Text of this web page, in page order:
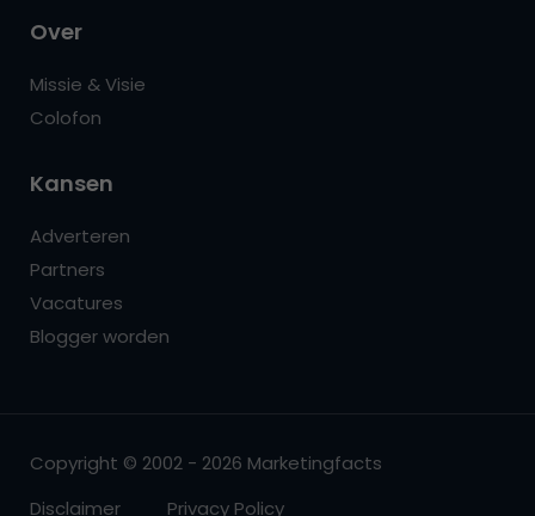
Over
Missie & Visie
Colofon
Kansen
Adverteren
Partners
Vacatures
Blogger worden
Copyright © 2002 - 2026 Marketingfacts
Disclaimer
Privacy Policy